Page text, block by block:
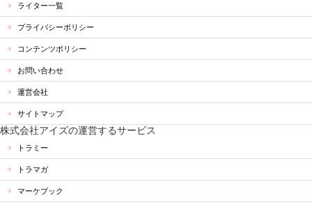
ライター一覧
プライバシーポリシー
コンテンツポリシー
お問い合わせ
運営会社
サイトマップ
株式会社アイズの運営するサービス
トラミー
トラマガ
マーケブック